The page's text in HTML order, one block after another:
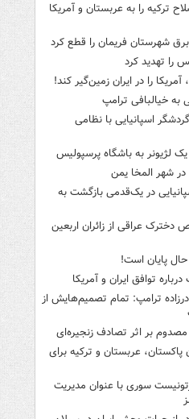
ترکیه را به عربستان و آمریکا
شهرستان فریمان را قطع کرد
را تهدید کرد
را در ایران زمین‌گیر کند!
به خیالبافی ترامپ
اسپانیایی با نظامی
لژیونر به باشگاه پرسپولیس
در شهر المخا یمن
در یک‌قدمی بازگشت به
دخترک عراقی از زائران اربعین
پایان است!
توافق ایران و آمریکا
ترامپ: تمام تصمیم‌هایش از
عربستان و ترکیه برای
سوری با عنوان مدیریت